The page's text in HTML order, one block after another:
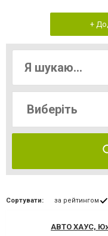
+
Сортувати: за рейтингом
АВТО ХАУС,